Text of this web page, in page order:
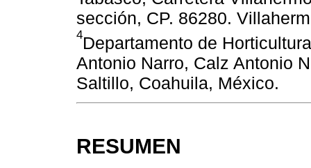
sección, CP. 86280.
4Departamento de
Antonio Narro, Calz Antonio
Saltillo, Coahuila, México.
RESUMEN